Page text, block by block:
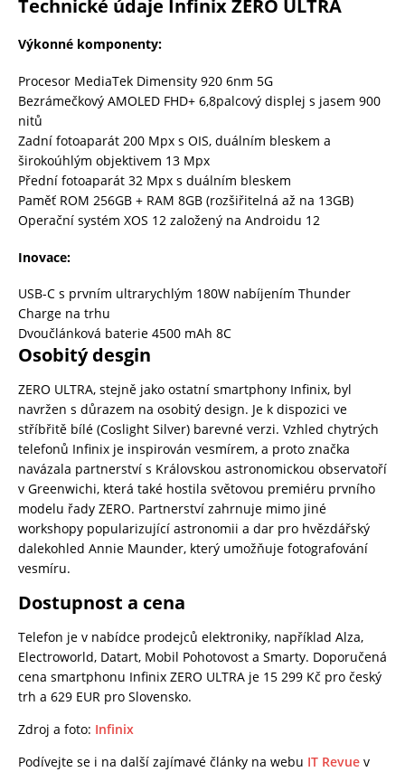
Technické údaje Infinix ZERO ULTRA
Výkonné komponenty:
Procesor MediaTek Dimensity 920 6nm 5G
Bezrámečkový AMOLED FHD+ 6,8palcový displej s jasem 900
nitů
Zadní fotoaparát 200 Mpx s OIS, duálním bleskem a
širokoúhlým objektivem 13 Mpx
Přední fotoaparát 32 Mpx s duálním bleskem
Paměť ROM 256GB + RAM 8GB (rozšiřitelná až na 13GB)
Operační systém XOS 12 založený na Androidu 12
Inovace:
USB-C s prvním ultrarychlým 180W nabíjením Thunder
Charge na trhu
Dvoučlánková baterie 4500 mAh 8C
Osobitý desgin
ZERO ULTRA, stejně jako ostatní smartphony Infinix, byl
navržen s důrazem na osobitý design. Je k dispozici ve
stříbřitě bílé (Coslight Silver) barevné verzi. Vzhled chytrých
telefonů Infinix je inspirován vesmírem, a proto značka
navázala partnerství s Královskou astronomickou observatoří
v Greenwichi, která také hostila světovou premiéru prvního
modelu řady ZERO. Partnerství zahrnuje mimo jiné
workshopy popularizující astronomii a dar pro hvězdářský
dalekohled Annie Maunder, který umožňuje fotografování
vesmíru.
Dostupnost a cena
Telefon je v nabídce prodejců elektroniky, například Alza,
Electroworld, Datart, Mobil Pohotovost a Smarty. Doporučená
cena smartphonu Infinix ZERO ULTRA je 15 299 Kč pro český
trh a 629 EUR pro Slovensko.
Zdroj a foto: Infinix
Podívejte se i na další zajímavé články na webu IT Revue v